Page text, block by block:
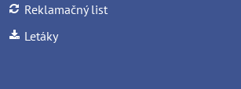
Reklamačný list
Letáky